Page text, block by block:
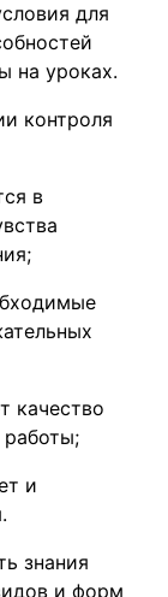
для
на уроках.
контроля
в
качество
и
знания
и форм